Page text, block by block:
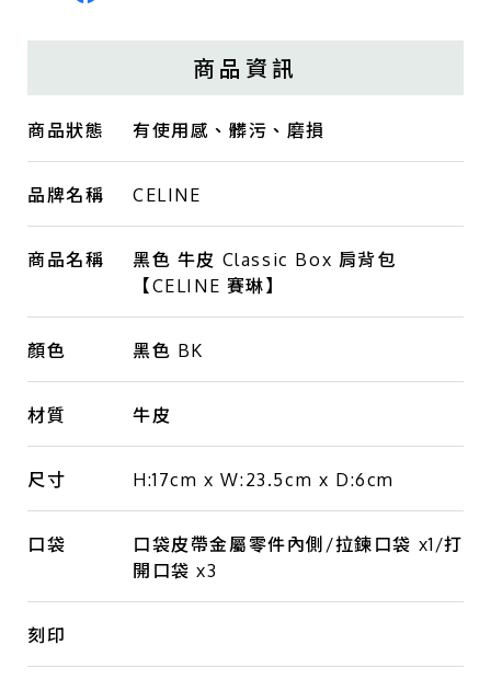
商品資訊
商品狀態 有使用感、髒污、磨損
品牌名稱 CELINE
商品名稱
黑色 牛皮 Classic Box 肩背包
【CELINE 賽琳】
顏色 黑色 BK
材質 牛皮
尺寸 H:17cm x W:23.5cm x D:6cm
口袋
口袋皮帶金屬零件內側/拉鍊口袋 x1/打
開口袋 x3
刻印